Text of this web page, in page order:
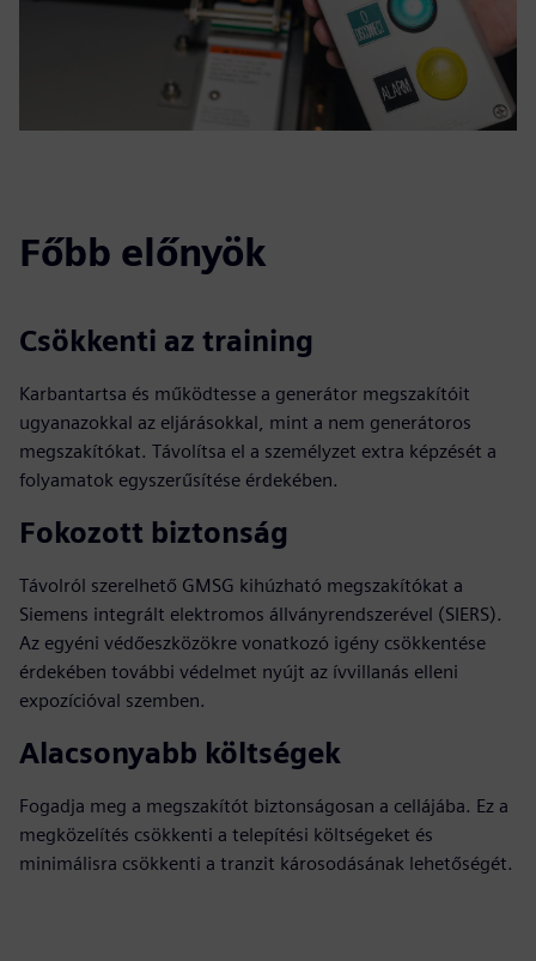
Főbb előnyök
Csökkenti az training
Karbantartsa és működtesse a generátor megszakítóit
ugyanazokkal az eljárásokkal, mint a nem generátoros
megszakítókat. Távolítsa el a személyzet extra képzését a
folyamatok egyszerűsítése érdekében.
Fokozott biztonság
Távolról szerelhető GMSG kihúzható megszakítókat a
Siemens integrált elektromos állványrendszerével (SIERS).
Az egyéni védőeszközökre vonatkozó igény csökkentése
érdekében további védelmet nyújt az ívvillanás elleni
expozícióval szemben.
Alacsonyabb költségek
Fogadja meg a megszakítót biztonságosan a cellájába. Ez a
megközelítés csökkenti a telepítési költségeket és
minimálisra csökkenti a tranzit károsodásának lehetőségét.